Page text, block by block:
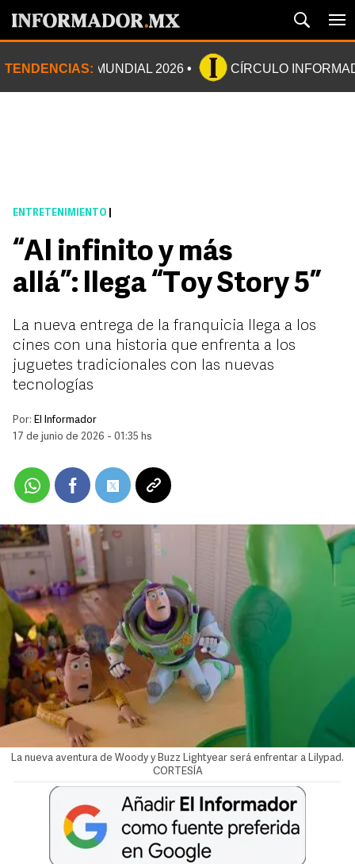
TENDENCIAS: MUNDIAL 2026 CÍRCULO
ENTRETENIMIENTO
“Al infinito y más
allá”: llega “Toy Story 5”
La nueva entrega de la franquicia llega a los
cines con una historia que enfrenta a los
juguetes tradicionales con las nuevas
tecnologías
Por: El Informador
17 de junio de 2026 - 01:35 hs
La nueva aventura de Woody y Buzz Lightyear será enfrentar a Lilypad.
CORTESÍA